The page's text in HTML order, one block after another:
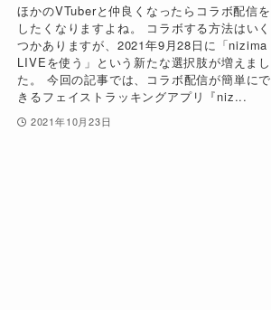
ほかのVTuberと仲良くなったらコラボ配信を
したくなりますよね。 コラボする方法はいく
つかありますが、2021年9月28日に「nizima
LIVEを使う」という新たな選択肢が増えまし
た。 今回の記事では、コラボ配信が簡単にで
きるフェイストラッキングアプリ『niz...
2021年10月23日